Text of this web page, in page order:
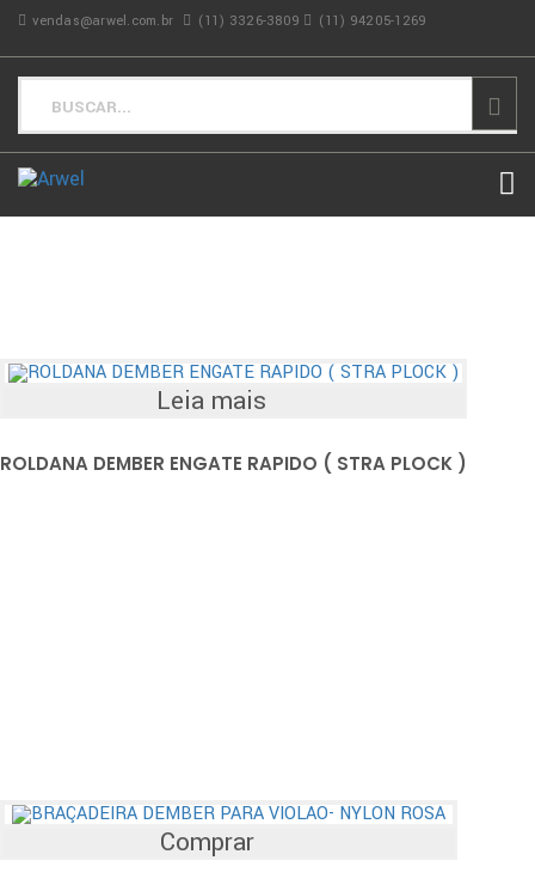
vendas@arwel.com.br (11) 3326-3809 (11) 94205-1269
Leia mais
ROLDANA DEMBER ENGATE RAPIDO ( STRA PLOCK )
Comprar